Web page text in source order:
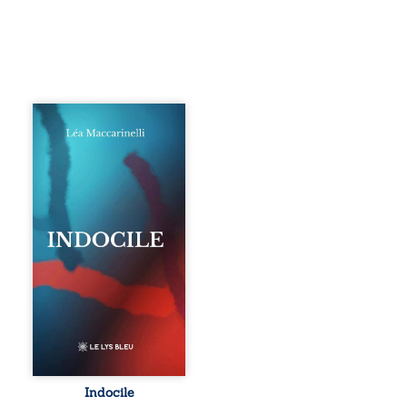
Quatre parties.
Quatre refus.
Quatre visages
d’une existence en
friction. Entre les
silences qu’on ne
déchiffre pas, les
amours qu’on
dérange, les corps
qu’on administre
et les liens qu’on
sabote, cet
ouvrage parle à
vivent trop fort,
trop vrai, trop tôt.
traversée. Une
langue nue. Une
Indocile